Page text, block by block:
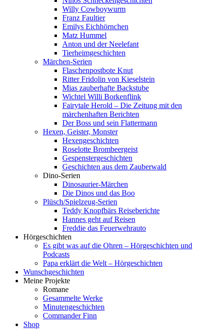
Willy Cowboywurm
Franz Faultier
Emilys Eichhörnchen
Matz Hummel
Anton und der Neelefant
Tierheimgeschichten
Märchen-Serien
Flaschenpostbote Knut
Ritter Fridolin von Kieselstein
Mias zauberhafte Backstube
Wichtel Willi Borkenflink
Fairytale Herold – Die Zeitung mit den
märchenhaften Berichten
Der Boss und sein Flattermann
Hexen, Geister, Monster
Hexengeschichten
Roselotte Brombeergeist
Gespenstergeschichten
Geschichten aus dem Zauberwald
Dino-Serien
Dinosaurier-Märchen
Die Dinos und das Boo
Plüsch/Spielzeug-Serien
Teddy Knopfbärs Reiseberichte
Hannes geht auf Reisen
Freddie das Feuerwehrauto
Hörgeschichten
Es gibt was auf die Ohren – Hörgeschichten und
Podcasts
Papa erklärt die Welt – Hörgeschichten
Wunschgeschichten
Meine Projekte
Romane
Gesammelte Werke
Minutengeschichten
Commander Finn
Shop